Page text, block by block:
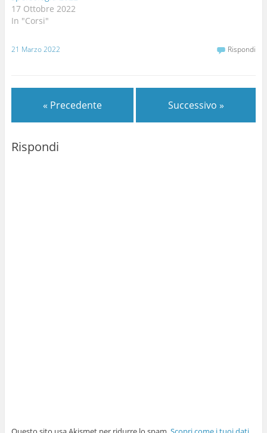
17 Ottobre 2022
In "Corsi"
21 Marzo 2022 Rispondi
« Precedente Successivo »
Rispondi